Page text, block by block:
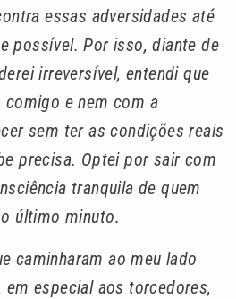
essas adversidades até
possível. Por isso, diante de
irreversível, entendi que
e nem com a
sem ter as condições reais
precisa. Optei por sair com
tranquila de quem
último minuto.
caminharam ao meu lado
especial aos torcedores,